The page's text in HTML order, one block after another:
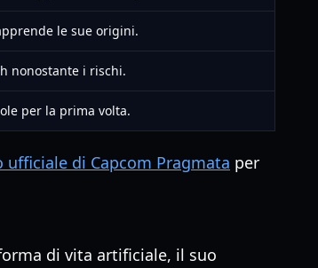
le sue origini.
nonostante i rischi.
per la prima volta.
ufficiale di Capcom Pragmata per
di vita artificiale, il suo